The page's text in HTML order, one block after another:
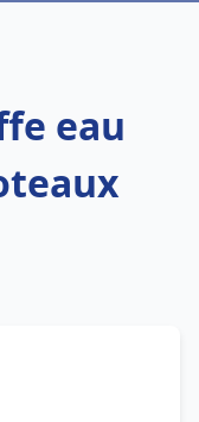
eau